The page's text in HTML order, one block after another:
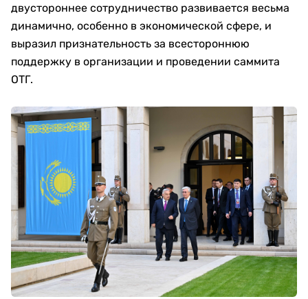
двустороннее сотрудничество развивается весьма
динамично, особенно в экономической сфере, и
выразил признательность за всестороннюю
поддержку в организации и проведении саммита
ОТГ.